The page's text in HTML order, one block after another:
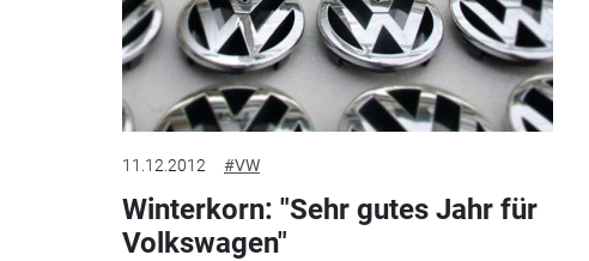
11.12.2012 #VW
Winterkorn: "Sehr gutes Jahr für
Volkswagen"